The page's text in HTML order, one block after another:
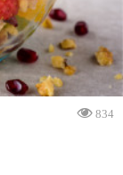
834